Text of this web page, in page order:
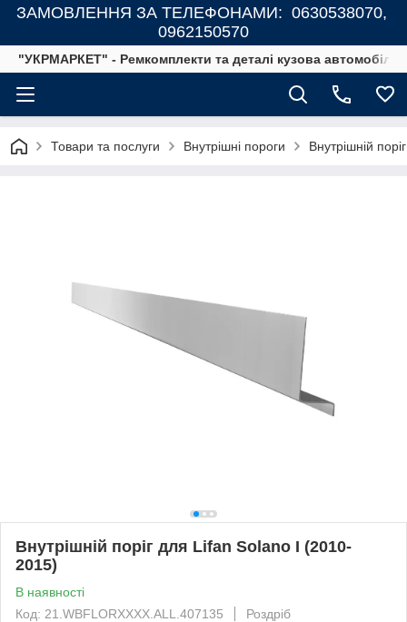
ЗАМОВЛЕННЯ ЗА ТЕЛЕФОНАМИ: 0630538070,
0962150570
"УКРМАРКЕТ" - Ремкомплекти та деталі кузова автомобілів
Товари та послуги Внутрішні пороги Внутрішній
Внутрішній поріг для Lifan Solano I (2010-
2015)
В наявності
Код: 21.WBFLORXXXX.ALL.407135
Роздріб